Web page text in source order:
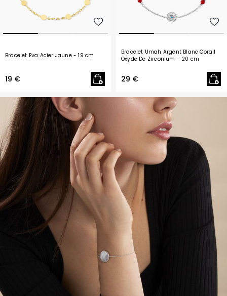
Bracelet Eva Acier Jaune - 19 cm
19 €
Bracelet Umah Argent Blanc Corail
Oxyde De Zirconium - 20 cm
29 €